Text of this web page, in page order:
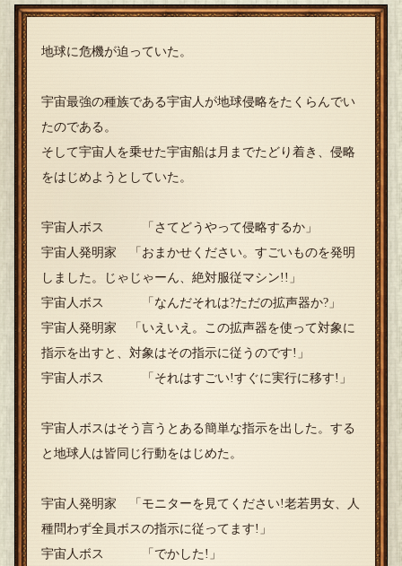
地球に危機が迫っていた。
宇宙最強の種族である宇宙人が地球侵略をたくらんでい
たのである。
そして宇宙人を乗せた宇宙船は月までたどり着き、侵略
をはじめようとしていた。
宇宙人ボス 「さてどうやって侵略するか」
宇宙人発明家 「おまかせください。すごいものを発明
しました。じゃじゃーん、絶対服従マシン!!」
宇宙人ボス 「なんだそれは?ただの拡声器か?」
宇宙人発明家 「いえいえ。この拡声器を使って対象に
指示を出すと、対象はその指示に従うのです!」
宇宙人ボス 「それはすごい!すぐに実行に移す!」
宇宙人ボスはそう言うとある簡単な指示を出した。する
と地球人は皆同じ行動をはじめた。
宇宙人発明家 「モニターを見てください!老若男女、人
種問わず全員ボスの指示に従ってます!」
宇宙人ボス 「でかした!」